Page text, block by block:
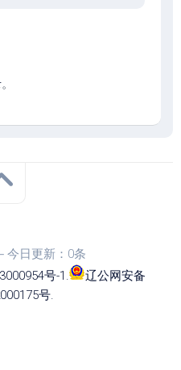
。
今日更新：0条
号-1 .
辽公网安备
号.